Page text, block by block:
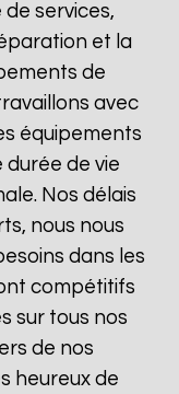
services,
et la
de
avec
équipements
de vie
Nos délais
nous nous
dans les
compétitifs
sur tous nos
de nos
heureux de